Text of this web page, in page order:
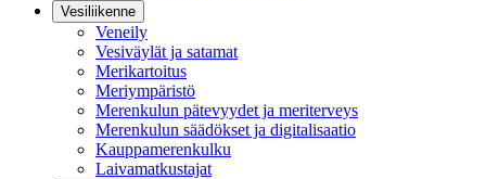
Vesiliikenne
Veneily
Vesiväylät ja satamat
Merikartoitus
Meriympäristö
Merenkulun pätevyydet ja meriterveys
Merenkulun säädökset ja digitalisaatio
Kauppamerenkulku
Laivamatkustajat